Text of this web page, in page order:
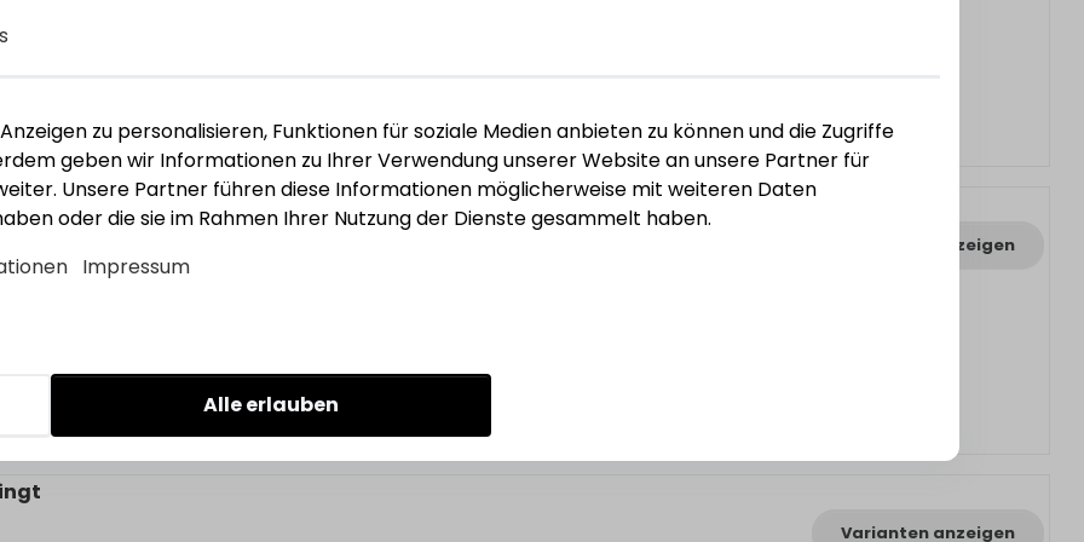
schw.lack
Varianten anzeigen
Varianten anzeigen
zu personalisieren, Funktionen für soziale Medien anbieten zu können und die Zugriffe
geben wir Informationen zu Ihrer Verwendung unserer Website an unsere Partner für
Unsere Partner führen diese Informationen möglicherweise mit weiteren Daten
oder die sie im Rahmen Ihrer Nutzung der Dienste gesammelt haben.
Impressum
Alle erlauben